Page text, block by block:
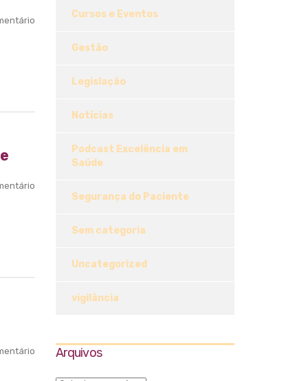
Cursos e Eventos
Gestão
Legislação
Notícias
Podcast Excelência em
Saúde
Segurança do Paciente
Sem categoria
Uncategorized
vigilância
Arquivos